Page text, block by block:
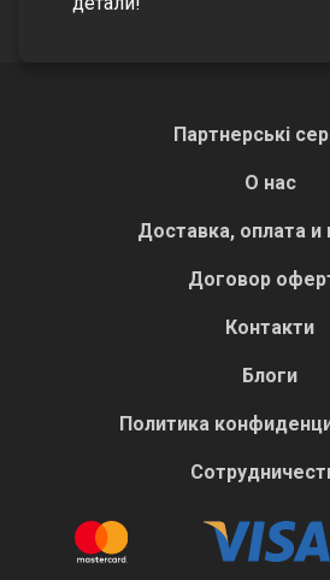
Партнерські
О нас
Доставка, оплата и
Договор
Контакти
Блоги
Политика